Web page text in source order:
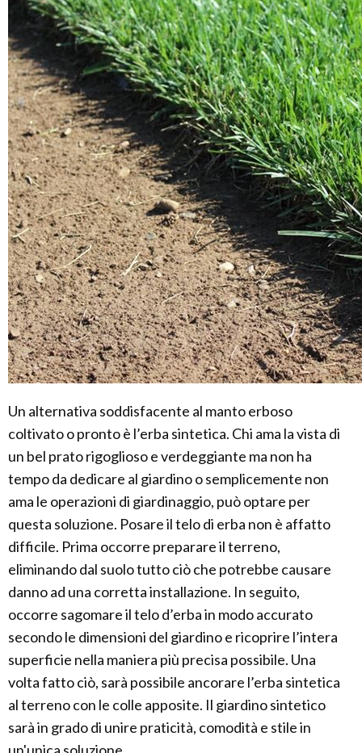
Un alternativa soddisfacente al manto erboso
coltivato o pronto è l’erba sintetica. Chi ama la vista di
un bel prato rigoglioso e verdeggiante ma non ha
tempo da dedicare al giardino o semplicemente non
ama le operazioni di giardinaggio, può optare per
questa soluzione. Posare il telo di erba non è affatto
difficile. Prima occorre preparare il terreno,
eliminando dal suolo tutto ciò che potrebbe causare
danno ad una corretta installazione. In seguito,
occorre sagomare il telo d’erba in modo accurato
secondo le dimensioni del giardino e ricoprire l’intera
superficie nella maniera più precisa possibile. Una
volta fatto ciò, sarà possibile ancorare l’erba sintetica
al terreno con le colle apposite. Il giardino sintetico
sarà in grado di unire praticità, comodità e stile in